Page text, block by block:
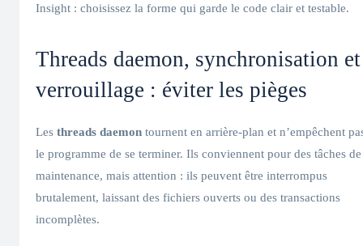
Insight : choisissez la forme qui garde le code clair et testable.
Threads daemon, synchronisation et
verrouillage : éviter les pièges
Les threads daemon tournent en arrière-plan et n’empêchent
le programme de se terminer. Ils conviennent pour des tâches de
maintenance, mais attention : ils peuvent être interrompus
brutalement, laissant des fichiers ouverts ou des transactions
incomplètes.